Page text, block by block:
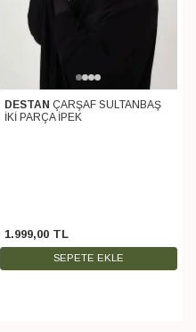
DESTAN ÇARŞAF SULTANBAŞ
İKİ PARÇA İPEK
1.999,00 TL
SEPETE EKLE